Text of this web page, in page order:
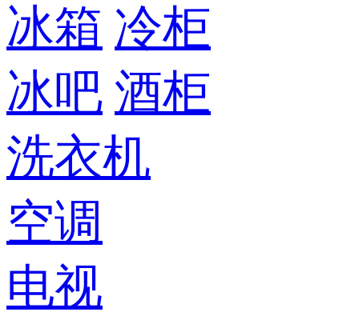
冰箱 冷柜
冰吧 酒柜
洗衣机
空调
电视